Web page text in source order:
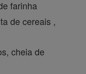
farinha
de cereais ,
cheia de